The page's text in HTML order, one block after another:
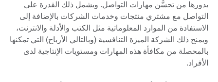
بدورها من تحسُّن مهارات التواصل. ويشمل ذلك القدرة على
التواصل مع مشتري منتجات وخدمات الشركات بالإضافة إلى
الاستفادة من الموارد المعلوماتية مثل الكتب والأدلة والانترنت،
ويمنح ذلك الشركة الميزة التنافسية (وبالتالي الأرباح) التي تمكنها
بالمحصلة من مكافأة هذه المهارات ومستويات الإنتاجية لدى
الأفراد.